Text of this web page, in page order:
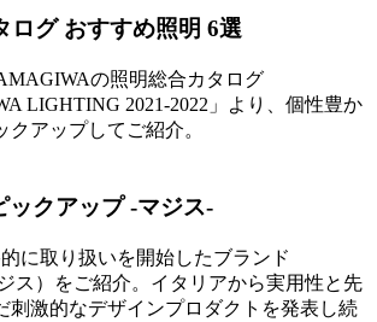
ログ おすすめ照明 6選
の照明総合カタログ
LIGHTING 2021-2022」より、個性豊か
クアップしてご紹介。
ックアップ -マジス-
に取り扱いを開始したブランド
ス）をご紹介。イタリアから実用性と先
刺激的なデザインプロダクトを発表し続